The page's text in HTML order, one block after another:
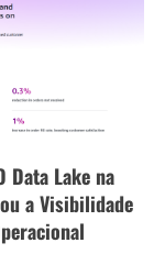
Data Lake na
a Visibilidade